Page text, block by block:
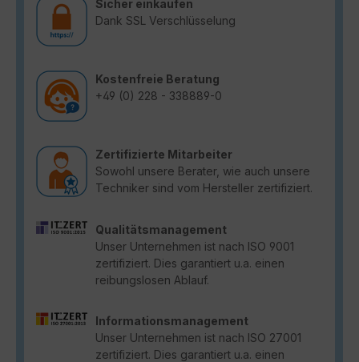
Sicher einkaufen
Dank SSL Verschlüsselung
Kostenfreie Beratung
+49 (0) 228 - 338889-0
Zertifizierte Mitarbeiter
Sowohl unsere Berater, wie auch unsere
Techniker sind vom Hersteller zertifiziert.
Qualitätsmanagement
Unser Unternehmen ist nach ISO 9001
zertifiziert. Dies garantiert u.a. einen
reibungslosen Ablauf.
Informationsmanagement
Unser Unternehmen ist nach ISO 27001
zertifiziert. Dies garantiert u.a. einen